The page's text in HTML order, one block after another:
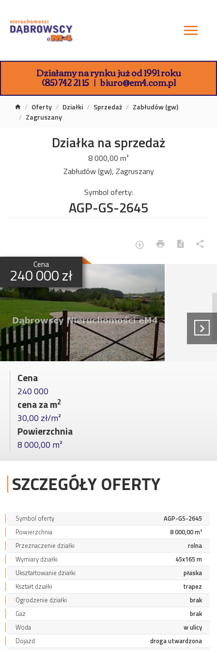
Działamy na rynku już od 1991 roku
(85) 742 21 15 biuro@em4.com.pl
Oferty Działki Sprzedaż
Zabłudów (gw)
Zagruszany
Działka na sprzedaż
8 000,00 m²
Zabłudów (gw), Zagruszany
Symbol oferty:
AGP-GS-2645
Cena
240 000 zł
Cena
240 000
cena za m2
30,00 zł/m²
Powierzchnia
8 000,00 m²
SZCZEGÓŁY OFERTY
Symbol oferty
AGP-GS-2645
Powierzchnia
8 000,00 m²
Przeznaczenie działki
rolna
Wymiary działki
45x165 m
Ukształtowanie działki
płaska
Kształt działki
trapez
Ogrodzenie działki
brak
Gaz
brak
Woda
w ulicy
Dojazd
droga utwardzona